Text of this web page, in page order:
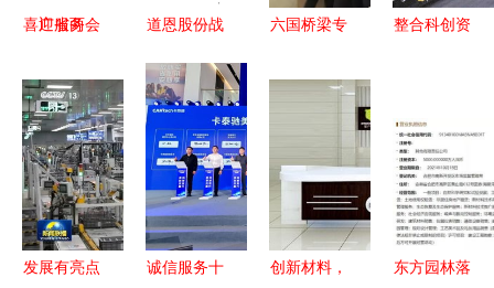
喜迎省两会
科研优势
推进科技成
果转化 新
材料技术推
广服务
道恩股份战
一城 收购
光热发电与
储能技术服
务企业，抢
占新材料技
术高地
六国桥梁专
桥梁智能发
发携新材料
技术亮相中
国桥博会
整合科创资
新质生产力
蓄势而行
发展有亮点
诚信服务十
创新材料，
东方园林落